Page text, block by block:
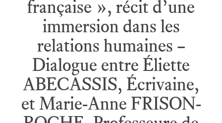
française », récit d’une
immersion dans les
relations humaines –
Dialogue entre Éliette
ABECASSIS, Écrivaine,
et Marie-Anne FRISON-